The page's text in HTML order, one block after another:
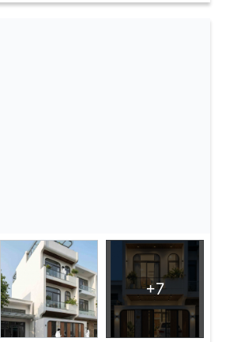
+7